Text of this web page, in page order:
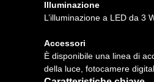
Illuminazione
L’illuminazione a LED da 3
Accessori
È disponibile una linea di
della luce, fotocamere